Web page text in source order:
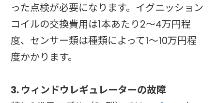
った点検が必要になります。イグニッション
コイルの交換費用は1本あたり2〜4万円程
度、センサー類は種類によって1〜10万円程
度かかります。
3. ウィンドウレギュレーターの故障